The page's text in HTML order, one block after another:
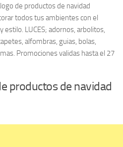
de productos de navidad
todos tus ambientes con el
LUCES; adornos, arbolitos,
alfombras, guias, bolas,
Promociones validas hasta el 27
productos de navidad